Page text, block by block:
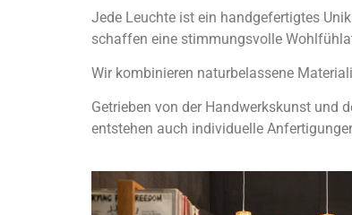
Jede Leuchte ist ein handgefertigtes
schaffen eine stimmungsvolle
Wir kombinieren naturbelassene
Getrieben von der Handwerkskunst und
entstehen auch individuelle